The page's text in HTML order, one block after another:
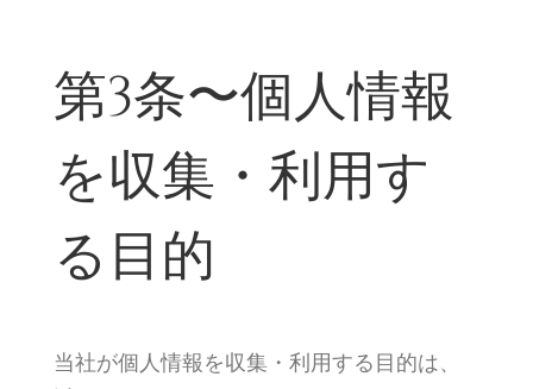
第3条〜個人情報
を収集・利用す
る目的
当社が個人情報を収集・利用する目的は、